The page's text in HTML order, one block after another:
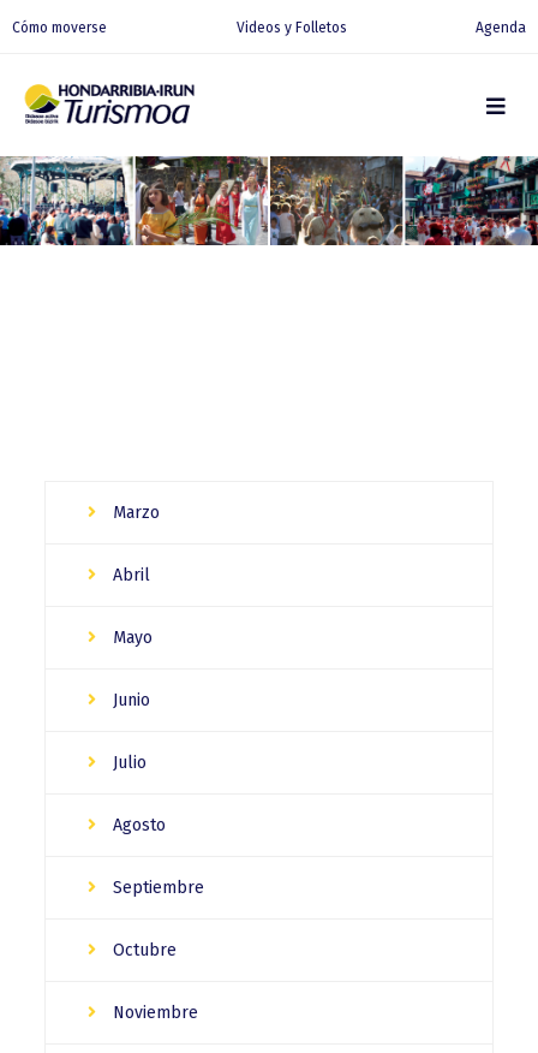
Cómo moverse Videos y Folletos Agenda
Marzo
Abril
Mayo
Junio
Julio
Agosto
Septiembre
Octubre
Noviembre